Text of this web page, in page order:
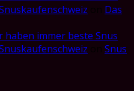
Das
haben immer beste Snus
Snus